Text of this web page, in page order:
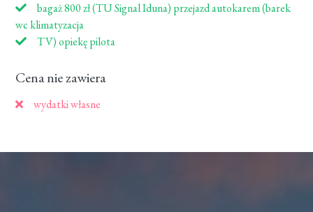
bagaż 800 zł (TU Signal Iduna) przejazd autokarem (barek
wc klimatyzacja
TV) opiekę pilota
Cena nie zawiera
wydatki własne